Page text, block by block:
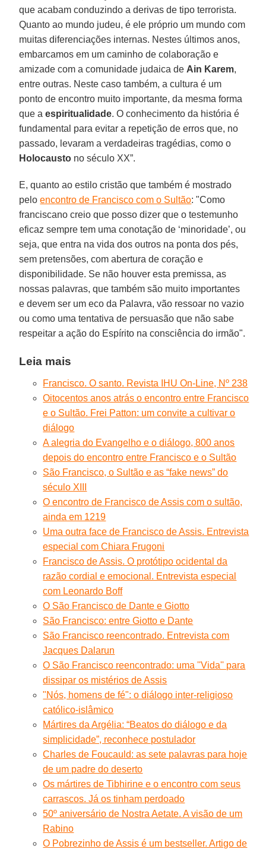
que acabam conduzindo a derivas de tipo terrorista.
Quanto ao mundo judeu, é ele próprio um mundo com
muitas diferenciações internas. Nestes últimos anos,
embarcamos em um caminho de colaboração e
amizade com a comunidade judaica de Ain Karem,
entre outras. Neste caso também, a cultura é um
ponto de encontro muito importante, da mesma forma
que aespiritualidade. O conhecimento da história é
fundamental para evitar a repetição de erros que, no
passado, levaram a verdadeiras tragédias, como o
Holocausto no século XX”.
E, quanto ao estilo cristão que também é mostrado
peloencontro de Francisco com o Sultão: "Como
franciscano creio que posso dizer que o testemunho
eficaz sempre tem uma conotação de ‘minoridade’, ou
seja, que entra na vida dos outros na ponta dos pés,
sem pretensões, com abertura de coração e
disponibilidade. Se não houver esta premissa, as
nossas palavras, que também são muito importantes
e devem ser um eco da Palavra, vão ressoar no vazio
ou como uma tentativa de persuasão que não sabe
respeitar a ação do Espírito na consciência do irmão".
Leia mais
Francisco. O santo. Revista IHU On-Line, Nº 238
Oitocentos anos atrás o encontro entre Francisco
e o Sultão. Frei Patton: um convite a cultivar o
diálogo
A alegria do Evangelho e o diálogo, 800 anos
depois do encontro entre Francisco e o Sultão
São Francisco, o Sultão e as “fake news” do
século XIII
O encontro de Francisco de Assis com o sultão,
ainda em 1219
Uma outra face de Francisco de Assis. Entrevista
especial com Chiara Frugoni
Francisco de Assis. O protótipo ocidental da
razão cordial e emocional. Entrevista especial
com Leonardo Boff
O São Francisco de Dante e Giotto
São Francisco: entre Giotto e Dante
São Francisco reencontrado. Entrevista com
Jacques Dalarun
O São Francisco reencontrado: uma ''Vida'' para
dissipar os mistérios de Assis
"Nós, homens de fé": o diálogo inter-religioso
católico-islâmico
Mártires da Argélia: “Beatos do diálogo e da
simplicidade”, reconhece postulador
Charles de Foucauld: as sete palavras para hoje
de um padre do deserto
Os mártires de Tibhirine e o encontro com seus
carrascos. Já os tinham perdoado
50º aniversário de Nostra Aetate. A visão de um
Rabino
O Pobrezinho de Assis é um bestseller. Artigo de